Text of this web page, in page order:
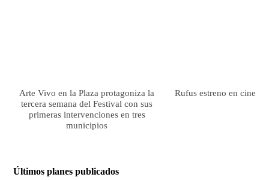
Arte Vivo en la Plaza protagoniza la
tercera semana del Festival con sus
primeras intervenciones en tres
municipios
Rufus estreno en cines
Últimos planes publicados